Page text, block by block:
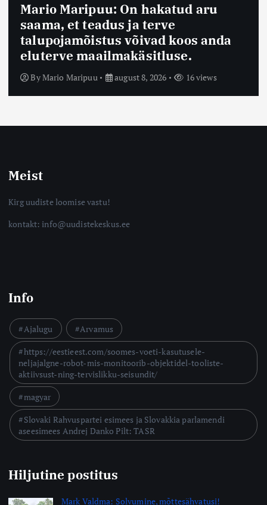
Mario Maripuu: On hakatud aru
saama, et teadus ja terve
talupojamõistus võivad koos anda
eluterve maailmakäsitluse.
ByMario Maripuu august 8, 2026 16 views
Meist
Kirg uudiste loomise vastu!
kontakt: info@uudistekeskus.ee
Info
Ajalugu
Arvamus
https://eestieest.com/soomes-voeti-kasutusele-
neljajalgne-robot-mis-monitoorib-objektidel-tooliste-
aktiivsust-ning-tervislikku-seisundit/
magyar
Slovaki Rahvuspartei esimees ja Slovakkia parlamendi
aseesimees Andrej Danko Pilt: TASR
Hiljutine postitus
Mark Valdma: Solvumine, mõttesähvatusi!